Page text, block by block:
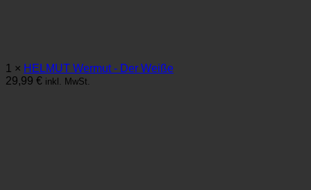
1 × HELMUT Wermut - Der Weiße
29,99 € inkl. MwSt.